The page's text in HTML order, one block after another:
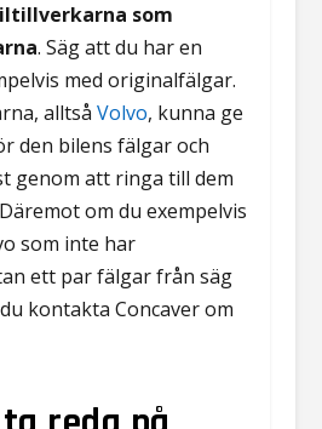
som
. Säg att du har en
med originalfälgar.
alltså Volvo, kunna ge
den bilens fälgar och
genom att ringa till dem
om du exempelvis
som inte har
ett par fälgar från säg
kontakta Concaver om